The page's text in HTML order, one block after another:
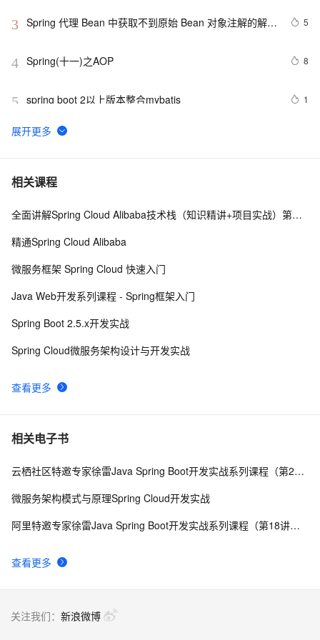
3 Spring 代理 Bean 中获取不到原始 Bean 对象注解的解决
5
4 Spring(十一)之AOP 8
5 spring boot 2以上版本整合mybatis 1
6
7 Spring事务传播行为
8 Spring security
10使用Spring Cloud Stream集成消息中间件
相关课程
查看更多
全面讲解Spring Cloud Alibaba技术栈（知识精讲+项目实战）第一阶段
精通Spring Cloud Alibaba
微服务框架 Spring Cloud 快速入门
Java Web开发系列课程 - Spring框架入门
Spring Boot 2.5.x开发实战
Spring Cloud微服务架构设计与开发实战
相关电子书
查看更多
云栖社区特邀专家徐雷Java Spring Boot开发实战系列课程（第20讲）：经典面试题与阿里等名企内部招聘求职面试技巧
微服务架构模式与原理Spring Cloud开发实战
阿里特邀专家徐雷Java Spring Boot开发实战系列课程（第18讲）：制作Java Docker镜像与推送到DockerHub和阿里云Docker仓库
关注我们： 新浪微博